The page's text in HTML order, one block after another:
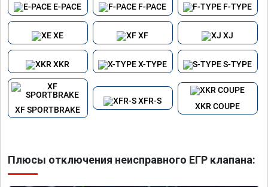
E-PACE F-PACE F-TYPE
XE XF XJ
XKR X-TYPE S-TYPE
XF SPORTBRAKE
XFR-S
XKR COUPE
Плюсы отключения неисправного ЕГР клапана: